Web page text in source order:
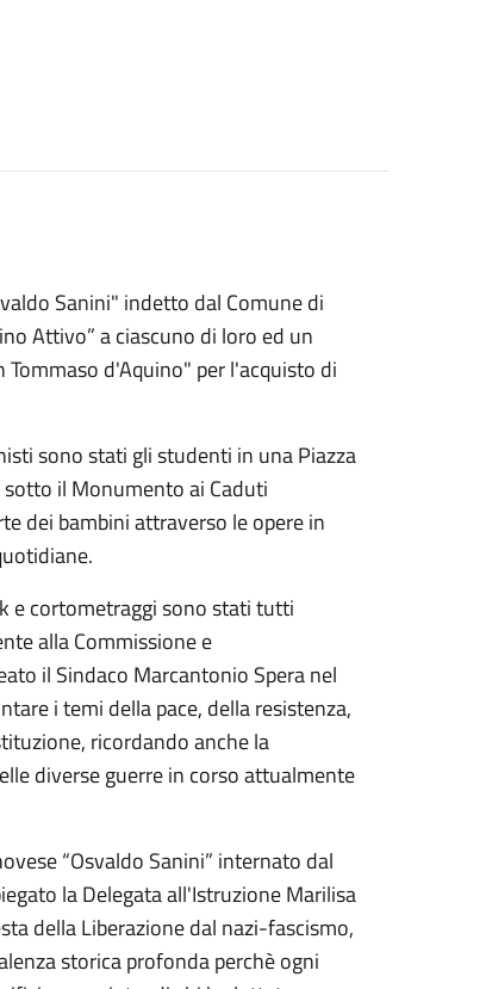
Sanini" indetto dal Comune di
Attivo” a ciascuno di loro ed un
d'Aquino" per l'acquisto di
sono stati gli studenti in una Piazza
il Monumento ai Caduti
dei bambini attraverso le opere in
e cortometraggi sono stati tutti
alla Commissione e
il Sindaco Marcantonio Spera nel
i temi della pace, della resistenza,
ricordando anche la
diverse guerre in corso attualmente
“Osvaldo Sanini” internato dal
la Delegata all'Istruzione Marilisa
della Liberazione dal nazi-fascismo,
storica profonda perchè ogni